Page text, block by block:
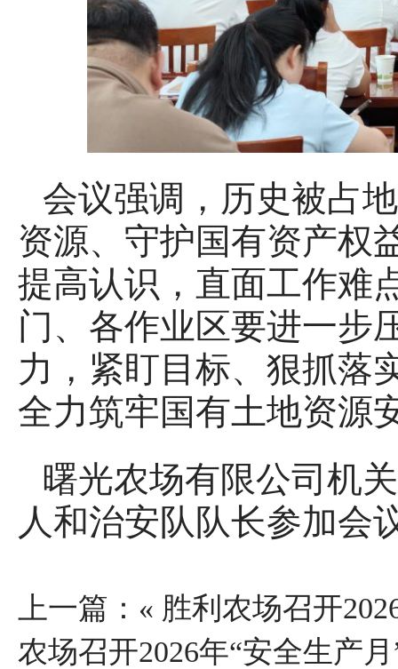
会议强调，历史被占
资源、守护国有资产权
提高认识，直面工作难
门、各作业区要进一步
力，紧盯目标、狠抓落
全力筑牢国有土地资源
曙光农场有限公司机
人和治安队队长参加会
上一篇：« 胜利农场召开
农场召开2026年“安全生产